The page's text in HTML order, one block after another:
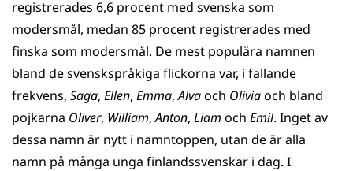
registrerades 6,6 procent med svenska som
modersmål, medan 85 procent registrerades med
finska som modersmål. De mest populära namnen
bland de svenskspråkiga flickorna var, i fallande
frekvens, Saga, Ellen, Emma,Alvaoch Oliviaoch bland
pojkarna Oliver, William,Anton, Liam och Emil. Inget av
dessa namn är nytt i namntoppen, utan de är alla
namn på många unga finlandssvenskar i dag. I